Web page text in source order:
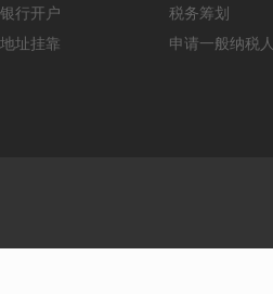
银行开户
地址挂靠
税务筹划
申请一般纳税人